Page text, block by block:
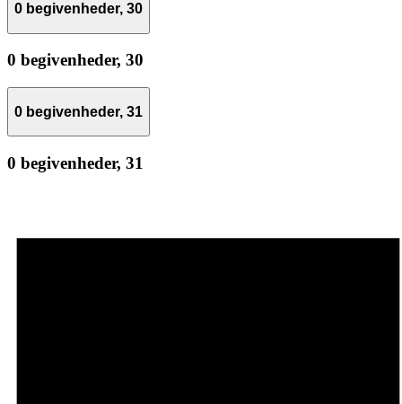
0 begivenheder, 30
0 begivenheder, 30
0 begivenheder, 31
0 begivenheder, 31